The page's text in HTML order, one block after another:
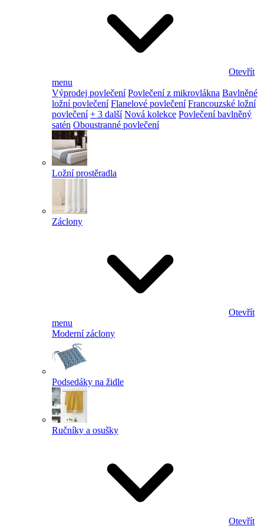
Otevřít
menu
Výprodej povlečení Povlečení z mikrovlákna Bavlněné
ložní povlečení Flanelové povlečení Francouzské ložní
povlečení + 3 další Nová kolekce Povlečení bavlněný
satén Oboustranné povlečení
Ložní prostěradla
Záclony
Otevřít
menu
Moderní záclony
Podsedáky na židle
Ručníky a osušky
Otevřít